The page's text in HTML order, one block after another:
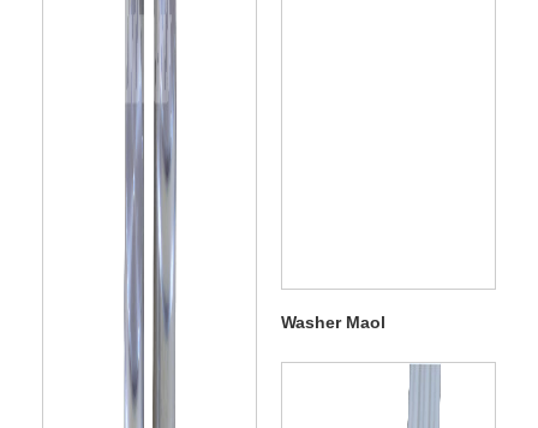
Washer Maol